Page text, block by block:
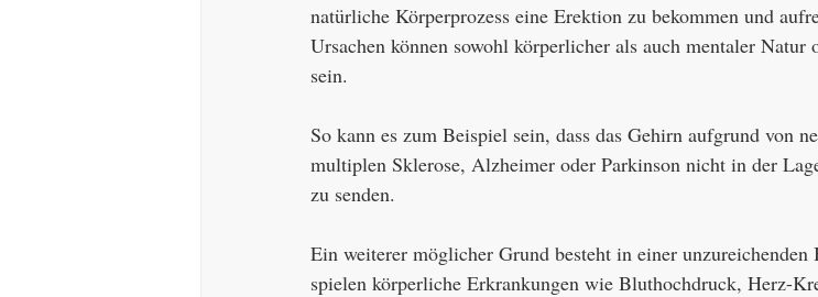
natürliche Körperprozess eine Erektion zu bekommen und
Ursachen können sowohl körperlicher als auch mentaler Natur
sein.
So kann es zum Beispiel sein, dass das Gehirn aufgrund von
multiplen Sklerose, Alzheimer oder Parkinson nicht in der
zu senden.
Ein weiterer möglicher Grund besteht in einer
spielen körperliche Erkrankungen wie Bluthochdruck, Herz-